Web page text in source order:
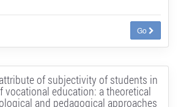
Go
of subjectivity of students in
education: a theoretical
and pedagogical approaches